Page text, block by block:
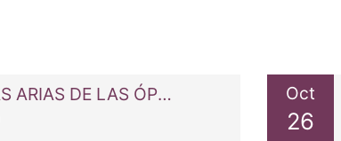
Concierto Inaugural: MOZART, LAS ARIAS DE LAS ÓPERAS ITALIANAS Oct
26